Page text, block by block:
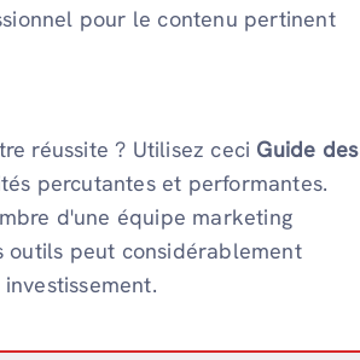
pour le contenu pertinent
réussite ? Utilisez ceci Guide des
percutantes et performantes.
d'une équipe marketing
outils peut considérablement